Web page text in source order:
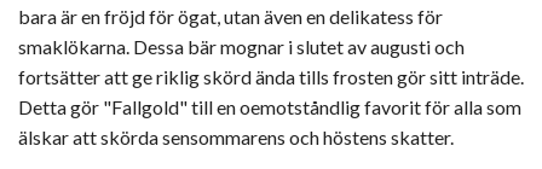
bara är en fröjd för ögat, utan även en delikatess för
smaklökarna. Dessa bär mognar i slutet av augusti och
fortsätter att ge riklig skörd ända tills frosten gör sitt inträde.
Detta gör "Fallgold" till en oemotståndlig favorit för alla som
älskar att skörda sensommarens och höstens skatter.